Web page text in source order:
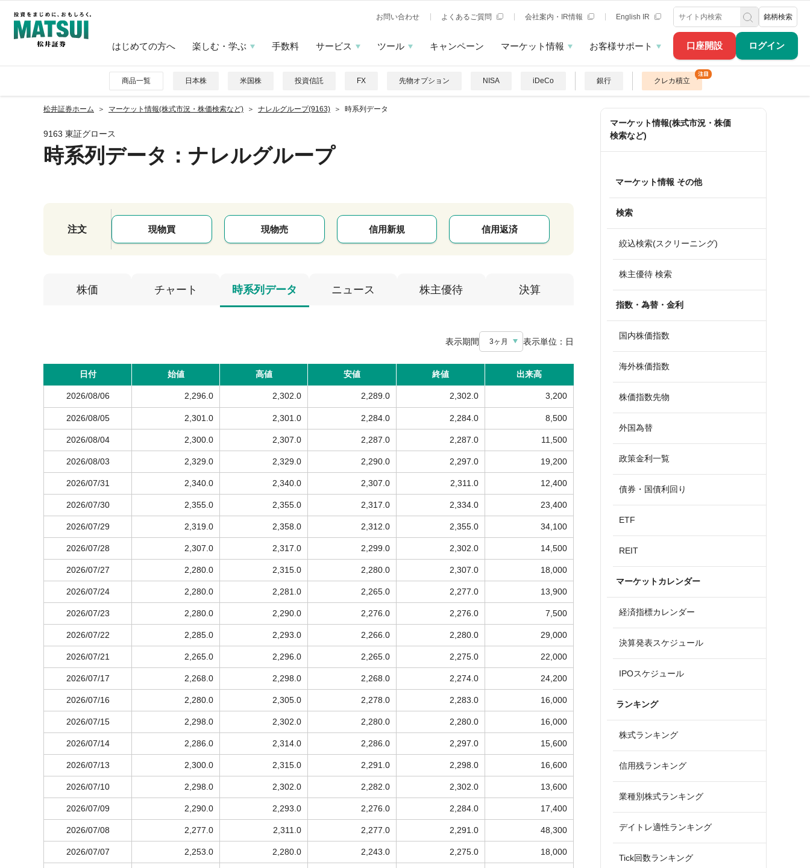
口座開設 ログイン
お問い合わせ よくあるご質問 会社案内・IR情報 English IR 銘柄検索
はじめての方へ 楽しむ・学ぶ 手数料 サービス ツール キャンペーン マーケット情報 お客様サポート
商品一覧 日本株 米国株 投資信託 FX 先物オプション NISA iDeCo 銀行 クレカ積立
松井証券ホーム マーケット情報(株式市況・株価検索など) ナレルグループ(9163) 時系列データ
9163 東証グロース
時系列データ ：ナレルグループ
注文 現物買 現物売 信用新規 信用返済
株価 チャート 時系列データ ニュース 株主優待 決算
表示期間 3ヶ月 表示単位： 日
日付 始値 高値 安値 終値 出来高
2026/08/06 2,296.0 2,302.0 2,289.0 2,302.0 3,200
2026/08/05 2,301.0 2,301.0 2,284.0 2,284.0 8,500
2026/08/04 2,300.0 2,307.0 2,287.0 2,287.0 11,500
2026/08/03 2,329.0 2,329.0 2,290.0 2,297.0 19,200
2026/07/31 2,340.0 2,340.0 2,307.0 2,311.0 12,400
2026/07/30 2,355.0 2,355.0 2,317.0 2,334.0 23,400
2026/07/29 2,319.0 2,358.0 2,312.0 2,355.0 34,100
2026/07/28 2,307.0 2,317.0 2,299.0 2,302.0 14,500
2026/07/27 2,280.0 2,315.0 2,280.0 2,307.0 18,000
2026/07/24 2,280.0 2,281.0 2,265.0 2,277.0 13,900
2026/07/23 2,280.0 2,290.0 2,276.0 2,276.0 7,500
2026/07/22 2,285.0 2,293.0 2,266.0 2,280.0 29,000
2026/07/21 2,265.0 2,296.0 2,265.0 2,275.0 22,000
2026/07/17 2,268.0 2,298.0 2,268.0 2,274.0 24,200
2026/07/16 2,280.0 2,305.0 2,278.0 2,283.0 16,000
2026/07/15 2,298.0 2,302.0 2,280.0 2,280.0 16,000
2026/07/14 2,286.0 2,314.0 2,286.0 2,297.0 15,600
2026/07/13 2,300.0 2,315.0 2,291.0 2,298.0 16,600
2026/07/10 2,298.0 2,302.0 2,282.0 2,302.0 13,600
2026/07/09 2,290.0 2,293.0 2,276.0 2,284.0 17,400
2026/07/08 2,277.0 2,311.0 2,277.0 2,291.0 48,300
2026/07/07 2,253.0 2,280.0 2,243.0 2,275.0 18,000
マーケット情報(株式市況・株価
検索など)
マーケット情報 その他
検索
絞込検索(スクリーニング)
株主優待 検索
指数・為替・金利
国内株価指数
海外株価指数
株価指数先物
外国為替
政策金利一覧
債券・国債利回り
ETF
REIT
マーケットカレンダー
経済指標カレンダー
決算発表スケジュール
IPOスケジュール
ランキング
株式ランキング
信用残ランキング
業種別株式ランキング
デイトレ適性ランキング
Tick回数ランキング